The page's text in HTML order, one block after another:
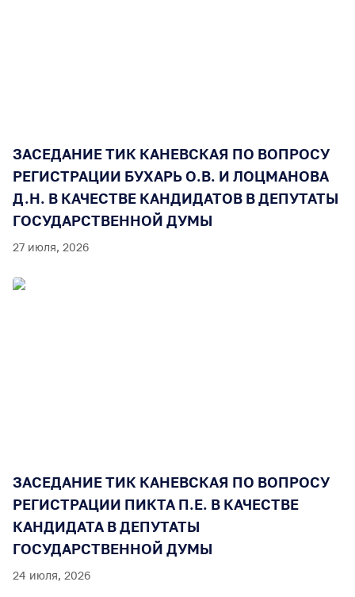
ЗАСЕДАНИЕ ТИК КАНЕВСКАЯ ПО ВОПРОСУ
РЕГИСТРАЦИИ БУХАРЬ О.В. И ЛОЦМАНОВА
Д.Н. В КАЧЕСТВЕ КАНДИДАТОВ В ДЕПУТАТЫ
ГОСУДАРСТВЕННОЙ ДУМЫ
27 июля, 2026
ЗАСЕДАНИЕ ТИК КАНЕВСКАЯ ПО ВОПРОСУ
РЕГИСТРАЦИИ ПИКТА П.Е. В КАЧЕСТВЕ
КАНДИДАТА В ДЕПУТАТЫ
ГОСУДАРСТВЕННОЙ ДУМЫ
24 июля, 2026